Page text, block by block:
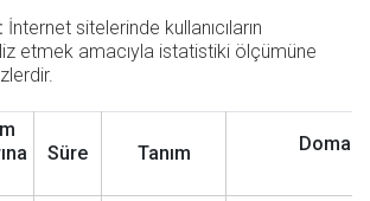
İnternet sitelerinde kullanıcıların
etmek amacıyla istatistiki ölçümüne
Süre Tanım Domain